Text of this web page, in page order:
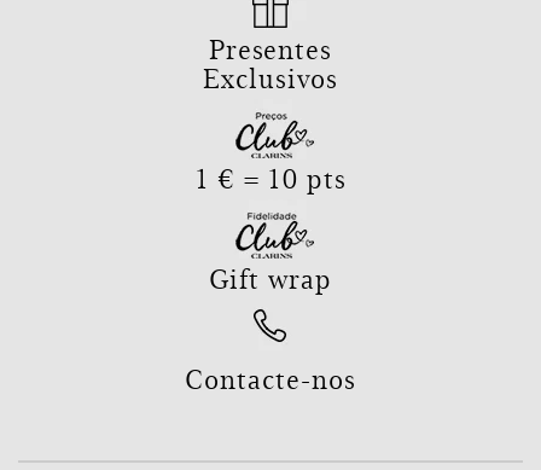
Presentes
Exclusivos
1 € = 10 pts
Gift wrap
Contacte-nos